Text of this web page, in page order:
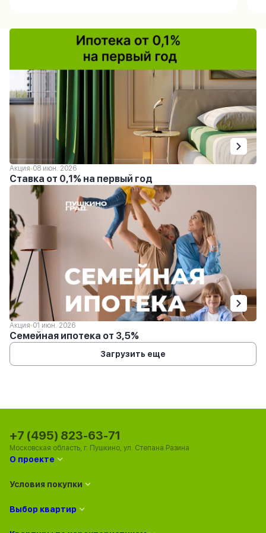
Акция 08 июн. 2026
Ставка от 0,1% на первый год
Акция 01 июн. 2026
Семейная ипотека от 3,5%
Загрузить еще
О проекте
Условия покупки
Выбор квартир
+7 (495) 823-63-71
Московская область, г. Пушкино, ул. Степана Разина